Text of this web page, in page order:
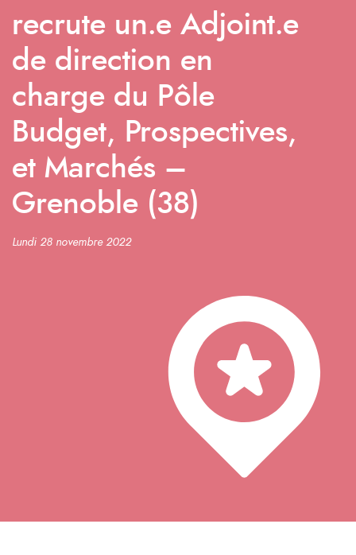
recrute un.e Adjoint.e
de direction en
charge du Pôle
Budget, Prospectives,
et Marchés –
Grenoble (38)
Lundi 28 novembre 2022